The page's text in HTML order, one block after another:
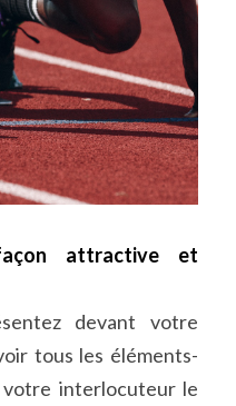
attractive et
devant votre
tous les éléments-
votre interlocuteur le